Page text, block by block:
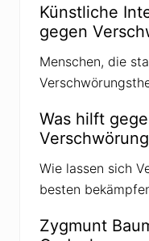
H
o
p
Künstliche
gegen
Menschen, die
Was hilft
Wie lassen sich
besten
Zygmunt